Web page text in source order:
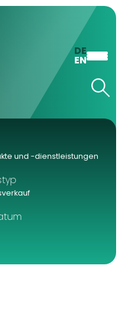
DE
EN
und -dienstleistungen